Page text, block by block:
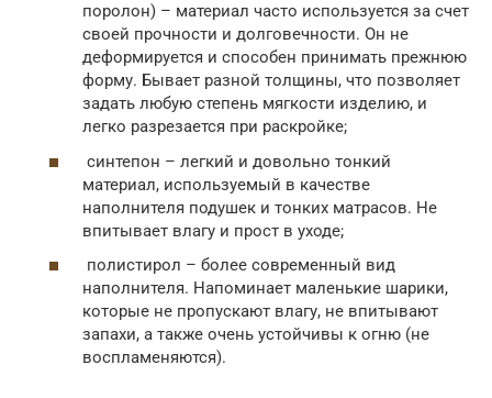
поролон) – материал часто используется за счет
своей прочности и долговечности. Он не
деформируется и способен принимать прежнюю
форму. Бывает разной толщины, что позволяет
задать любую степень мягкости изделию, и
легко разрезается при раскройке;
синтепон – легкий и довольно тонкий
материал, используемый в качестве
наполнителя подушек и тонких матрасов. Не
впитывает влагу и прост в уходе;
полистирол – более современный вид
наполнителя. Напоминает маленькие шарики,
которые не пропускают влагу, не впитывают
запахи, а также очень устойчивы к огню (не
воспламеняются).